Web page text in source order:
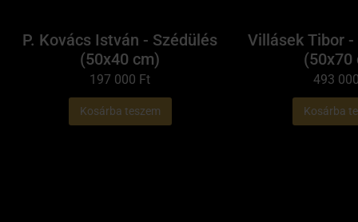
P. Kovács István - Szédülés
(50x40 cm)
197 000 Ft
Kosárba teszem
Villásek Tibor
(50x70
493 000
Kosárba